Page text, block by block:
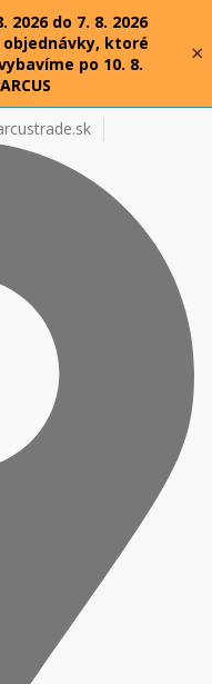
2026 do 7. 8. 2026
ktoré
po 10. 8.
×